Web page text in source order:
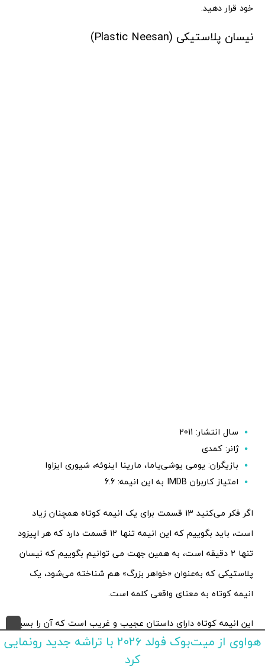
خود قرار دهید.
نیسان پلاستیکی (Plastic Neesan)
سال انتشار: 2011
ژانر: کمدی
بازیگران: یومی یوشی‌یاما، مارینا اینوئه، شیوری ایزاوا
امتیاز کاربران IMDB به این انیمه: 6.6
اگر فکر می‌کنید 13 قسمت برای یک انیمه کوتاه همچنان زیاد
است، باید بگوییم که این انیمه تنها 12 قسمت دارد که هر اپیزود
تنها 2 دقیقه است، به همین جهت می توانیم بگوییم که نیسان
پلاستیکی که به‌عنوان «خواهر بزرگ» هم شناخته می‌شود، یک
انیمه کوتاه به معنای واقعی کلمه است.
این انیمه کوتاه دارای داستان عجیب و غریب است که آن را بسیار
جذاب می‌کند به همین جهت برخی از طرفداران انیمه های ابزورد و
مبهم این انیمه را بخاطر داستان جذاب و مهیج و عجیبش بهترین
هواوی از میت‌بوک فولد 2026 با تراشه جدید رونمایی
کرد